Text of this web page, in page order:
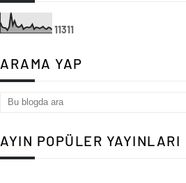
11311
ARAMA YAP
AYIN POPÜLER YAYINLARI